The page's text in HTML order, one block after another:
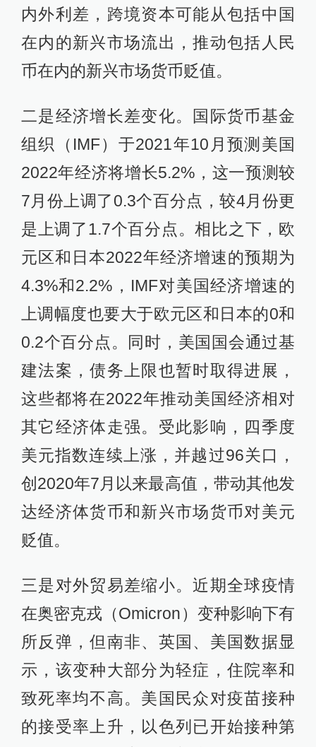
内外利差，跨境资本可能从包括中国
在内的新兴市场流出，推动包括人民
币在内的新兴市场货币贬值。
二是经济增长差变化。国际货币基金
组织（IMF）于2021年10月预测美国
2022年经济将增长5.2%，这一预测较
7月份上调了0.3个百分点，较4月份更
是上调了1.7个百分点。相比之下，欧
元区和日本2022年经济增速的预期为
4.3%和2.2%，IMF对美国经济增速的
上调幅度也要大于欧元区和日本的0和
0.2个百分点。同时，美国国会通过基
建法案，债务上限也暂时取得进展，
这些都将在2022年推动美国经济相对
其它经济体走强。受此影响，四季度
美元指数连续上涨，并越过96关口，
创2020年7月以来最高值，带动其他发
达经济体货币和新兴市场货币对美元
贬值。
三是对外贸易差缩小。近期全球疫情
在奥密克戎（Omicron）变种影响下有
所反弹，但南非、英国、美国数据显
示，该变种大部分为轻症，住院率和
致死率均不高。美国民众对疫苗接种
的接受率上升，以色列已开始接种第